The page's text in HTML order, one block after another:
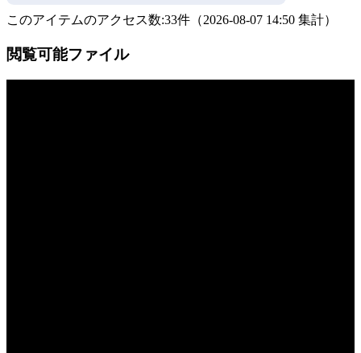
このアイテムのアクセス数:33件 （2026-08-07 14:50 集計）
閲覧可能ファイル